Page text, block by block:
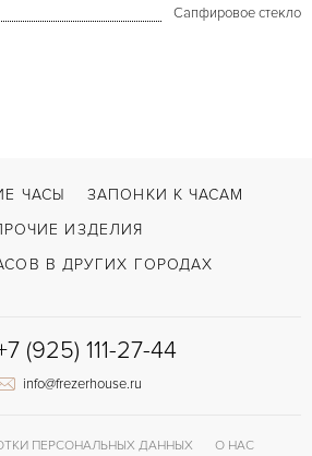
Сапфировое стекло
Двойной сложности застежка
ЧАСЫ
ЗАПОНКИ К ЧАСАМ
ИЗДЕЛИЯ
В ДРУГИХ ГОРОДАХ
(925) 111-27-44
info@frezerhouse.ru
ПЕРСОНАЛЬНЫХ ДАННЫХ
О НАС